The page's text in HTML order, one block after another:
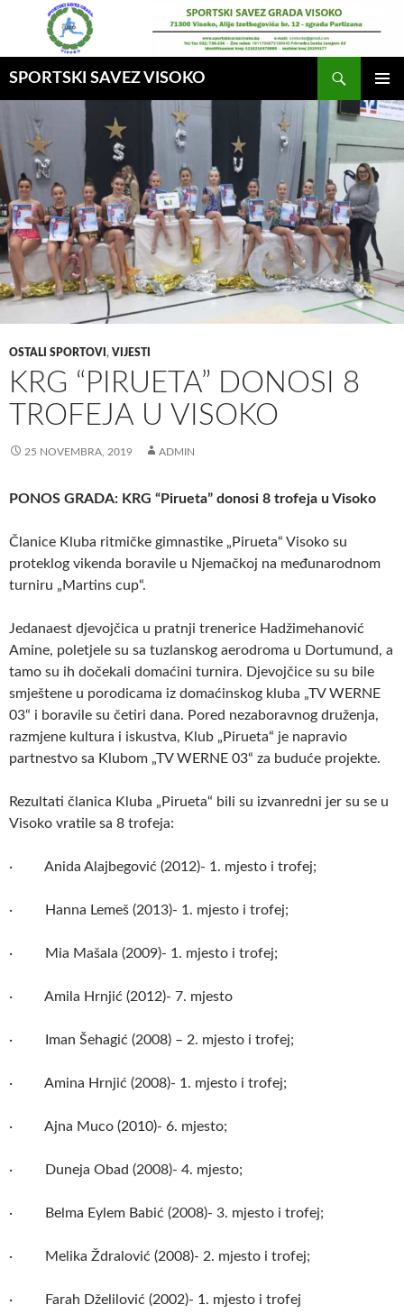
SPORTSKI SAVEZ VISOKO
GLAVNI
MENI
OSTALI SPORTOVI , VIJESTI
KRG “PIRUETA” DONOSI 8
TROFEJA U VISOKO
25 NOVEMBRA, 2019 ADMIN
PONOS GRADA: KRG “Pirueta” donosi 8 trofeja u Visoko
Članice Kluba ritmičke gimnastike „Pirueta“ Visoko su
proteklog vikenda boravile u Njemačkoj na međunarodnom
turniru „Martins cup“.
Jedanaest djevojčica u pratnji trenerice Hadžimehanović
Amine, poletjele su sa tuzlanskog aerodroma u Dortumund, a
tamo su ih dočekali domaćini turnira. Djevojčice su su bile
smještene u porodicama iz domaćinskog kluba „TV WERNE
03“ i boravile su četiri dana. Pored nezaboravnog druženja,
razmjene kultura i iskustva, Klub „Pirueta“ je napravio
partnestvo sa Klubom „TV WERNE 03“ za buduće projekte.
Rezultati članica Kluba „Pirueta“ bili su izvanredni jer su se u
Visoko vratile sa 8 trofeja:
· Anida Alajbegović (2012)- 1. mjesto i trofej;
· Hanna Lemeš (2013)- 1. mjesto i trofej;
· Mia Mašala (2009)- 1. mjesto i trofej;
· Amila Hrnjić (2012)- 7. mjesto
· Iman Šehagić (2008) – 2. mjesto i trofej;
· Amina Hrnjić (2008)- 1. mjesto i trofej;
· Ajna Muco (2010)- 6. mjesto;
· Duneja Obad (2008)- 4. mjesto;
· Belma Eylem Babić (2008)- 3. mjesto i trofej;
· Melika Ždralović (2008)- 2. mjesto i trofej;
· Farah Dželilović (2002)- 1. mjesto i trofej